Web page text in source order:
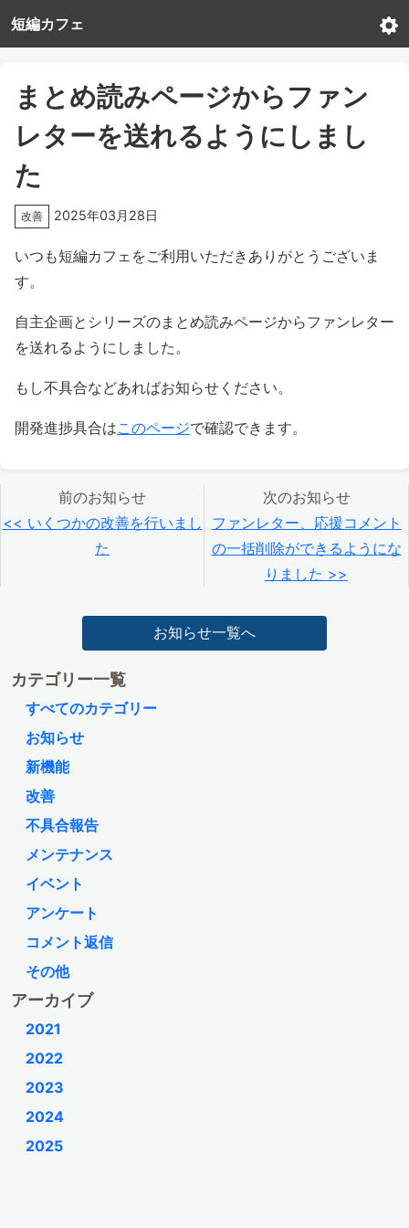
短編カフェ
まとめ読みページからファン
レターを送れるようにしまし
た
改善 2025年03月28日
いつも短編カフェをご利用いただきありがとうございま
す。
自主企画とシリーズのまとめ読みページからファンレター
を送れるようにしました。
もし不具合などあればお知らせください。
開発進捗具合はこのページで確認できます。
前のお知らせ
<< いくつかの改善を行いまし
た
次のお知らせ
ファンレター、応援コメント
の一括削除ができるようにな
りました >>
お知らせ一覧へ
カテゴリー一覧
すべてのカテゴリー
お知らせ
新機能
改善
不具合報告
メンテナンス
イベント
アンケート
コメント返信
その他
アーカイブ
2021
2022
2023
2024
2025